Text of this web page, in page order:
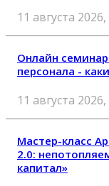
11 августа
Онлайн
персонала -
11 августа
Мастер-класс
2.0:
капитал»